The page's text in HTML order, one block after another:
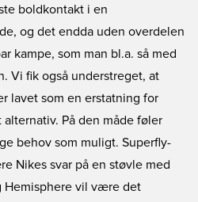
boldkontakt i en
og det endda uden overdelen
kampe, som man bl.a. så med
Vi fik også understreget, at
lavet som en erstatning for
alternativ. På den måde føler
behov som muligt. Superfly-
Nikes svar på en støvle med
Hemisphere vil være det